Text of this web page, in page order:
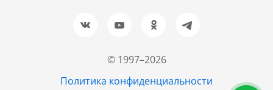
© 1997–2026
Политика конфиденциальности
Новосибирск